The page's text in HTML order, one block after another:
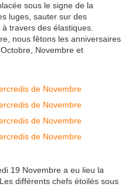
sous le signe de la
luges, sauter sur des
travers des élastiques.
nous fêtons les anniversaires
Novembre et
19 Novembre a eu lieu la
différents chefs étoilés sous